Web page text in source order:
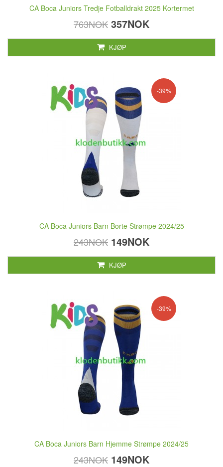
CA Boca Juniors Tredje Fotballdrakt 2025 Kortermet
763NOK 357NOK
KJØP
-39%
CA Boca Juniors Barn Borte Strømpe 2024/25
243NOK 149NOK
KJØP
-39%
CA Boca Juniors Barn Hjemme Strømpe 2024/25
243NOK 149NOK